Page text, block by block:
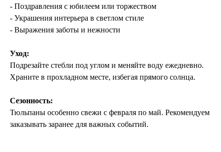
- Поздравления с юбилеем или торжеством
- Украшения интерьера в светлом стиле
- Выражения заботы и нежности
Уход:
Подрезайте стебли под углом и меняйте воду ежедневно.
Храните в прохладном месте, избегая прямого солнца.
Сезонность:
Тюльпаны особенно свежи с февраля по май. Рекомендуем
заказывать заранее для важных событий.